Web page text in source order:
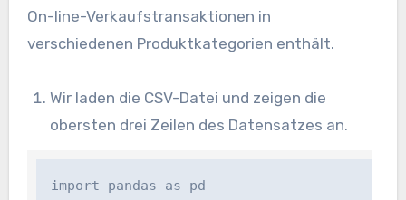
On-line-Verkaufstransaktionen in
verschiedenen Produktkategorien enthält.
Wir laden die CSV-Datei und zeigen die
obersten drei Zeilen des Datensatzes an.
import pandas as pd